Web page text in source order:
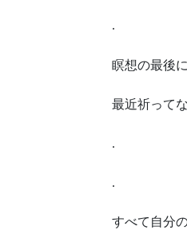
.
瞑想の最後
最近祈って
.
.
すべて自分